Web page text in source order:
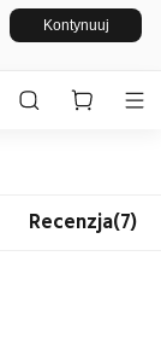
Kontynuuj
Recenzja(7)